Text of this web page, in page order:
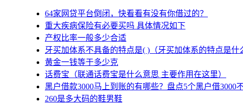
64家网贷平台倒闭，快看看有没有你借过的？
重大疾病保险有必要买吗 具体情况如下
产权比率一般多少合适
牙买加体系不具备的特点是( )（牙买加体系的特点是什
黄金一钱等于多少克
话费宝（联通话费宝是什么意思 主要作用在这里）
黑户借款3000马上到账的有哪些？盘点5个黑户借3000
260是多大码的鞋男鞋